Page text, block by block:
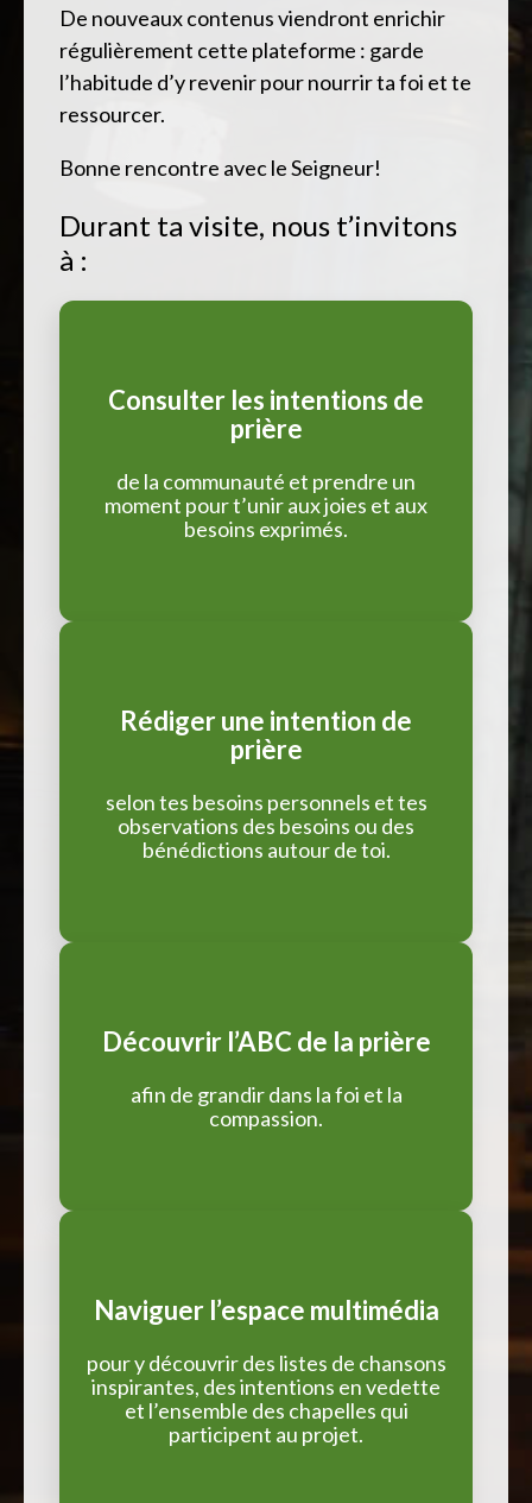
De nouveaux contenus viendront enrichir
régulièrement cette plateforme : garde
l’habitude d’y revenir pour nourrir ta foi et te
ressourcer.
Bonne rencontre avec le Seigneur!
Durant ta visite, nous t’invitons
à :
Consulter les intentions de
prière
de la communauté et prendre un
moment pour t’unir aux joies et aux
besoins exprimés.
Rédiger une intention de
prière
selon tes besoins personnels et tes
observations des besoins ou des
bénédictions autour de toi.
Découvrir l’ABC de la prière
afin de grandir dans la foi et la
compassion.
Naviguer l’espace multimédia
pour y découvrir des listes de chansons
inspirantes, des intentions en vedette
et l’ensemble des chapelles qui
participent au projet.